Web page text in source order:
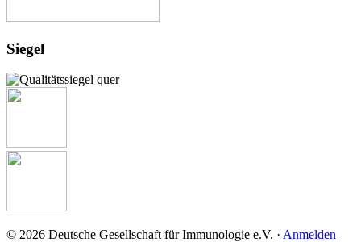
Siegel
© 2026 Deutsche Gesellschaft für Immunologie e.V. · Anmelden